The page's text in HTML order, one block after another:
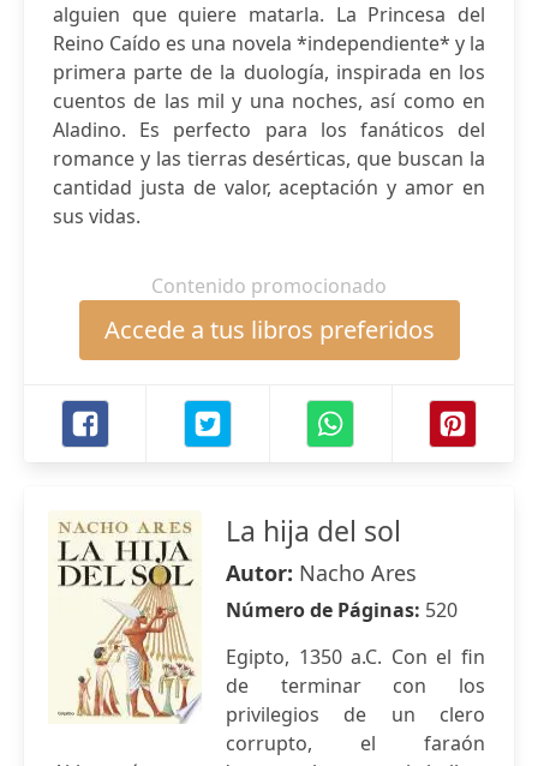
alguien que quiere matarla. La Princesa del
Reino Caído es una novela *independiente* y la
primera parte de la duología, inspirada en los
cuentos de las mil y una noches, así como en
Aladino. Es perfecto para los fanáticos del
romance y las tierras desérticas, que buscan la
cantidad justa de valor, aceptación y amor en
sus vidas.
Contenido promocionado
Accede a tus libros preferidos
La hija del sol
Autor: Nacho Ares
Número de Páginas: 520
Egipto, 1350 a.C. Con el fin
de terminar con los
privilegios de un clero
corrupto, el faraón